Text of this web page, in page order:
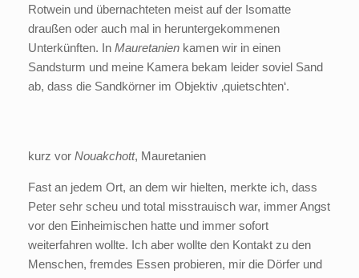
Rotwein und übernachteten meist auf der Isomatte
draußen oder auch mal in heruntergekommenen
Unterkünften. In Mauretanien kamen wir in einen
Sandsturm und meine Kamera bekam leider soviel Sand
ab, dass die Sandkörner im Objektiv ‚quietschten‘.
kurz vor Nouakchott, Mauretanien
Fast an jedem Ort, an dem wir hielten, merkte ich, dass
Peter sehr scheu und total misstrauisch war, immer Angst
vor den Einheimischen hatte und immer sofort
weiterfahren wollte. Ich aber wollte den Kontakt zu den
Menschen, fremdes Essen probieren, mir die Dörfer und